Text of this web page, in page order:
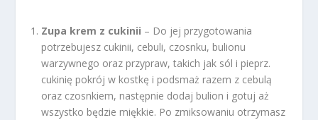
Zupa krem z cukinii – Do jej przygotowania
potrzebujesz cukinii, cebuli, czosnku, bulionu
warzywnego oraz przypraw, takich jak sól i pieprz.
cukinię pokrój w kostkę i podsmaż razem z cebulą
oraz czosnkiem, następnie dodaj bulion i gotuj aż
wszystko będzie miękkie. Po zmiksowaniu otrzymasz